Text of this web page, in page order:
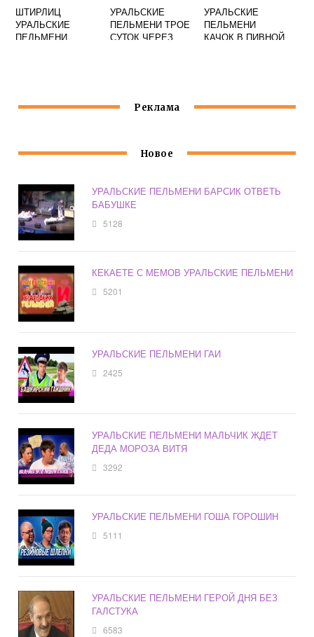
ШТИРЛИЦ
УРАЛЬСКИЕ
ПЕЛЬМЕНИ
УРАЛЬСКИЕ
ПЕЛЬМЕНИ ТРОЕ
СУТОК ЧЕРЕЗ
УРАЛЬСКИЕ
ПЕЛЬМЕНИ
КАЧОК В ПИВНОЙ
Реклама
Новое
УРАЛЬСКИЕ ПЕЛЬМЕНИ БАРСИК ОТВЕТЬ
БАБУШКЕ
5128
КЕКАЕТЕ С МЕМОВ УРАЛЬСКИЕ ПЕЛЬМЕНИ
5201
УРАЛЬСКИЕ ПЕЛЬМЕНИ ГАИ
2425
УРАЛЬСКИЕ ПЕЛЬМЕНИ МАЛЬЧИК ЖДЕТ
ДЕДА МОРОЗА ВИТЯ
3292
УРАЛЬСКИЕ ПЕЛЬМЕНИ ГОША ГОРОШИН
5111
УРАЛЬСКИЕ ПЕЛЬМЕНИ ГЕРОЙ ДНЯ БЕЗ
ГАЛСТУКА
6583